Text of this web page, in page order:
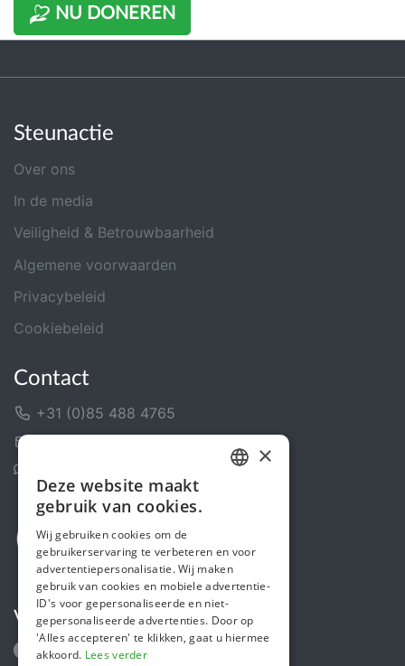
NU DONEREN
Steunactie
Over ons
In de media
Veiligheid & Betrouwbaarheid
Algemene voorwaarden
Privacybeleid
Cookiebeleid
Contact
+31 (0)85 488 4765
Volg ons
ENGLISH
×
Deze website maakt
gebruik van cookies.
Wij gebruiken cookies om de
gebruikerservaring te verbeteren en voor
advertentiepersonalisatie. Wij maken
gebruik van cookies en mobiele advertentie-
ID's voor gepersonaliseerde en niet-
gepersonaliseerde advertenties. Door op
'Alles accepteren' te klikken, gaat u hiermee
akkoord. Lees verder